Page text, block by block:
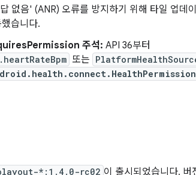
없음' (ANR) 오류를 방지하기 위해 타일 업데
습니다.
주석: API 36부터
또는
*:1.4.0-rc02 이 출시되었습니다.